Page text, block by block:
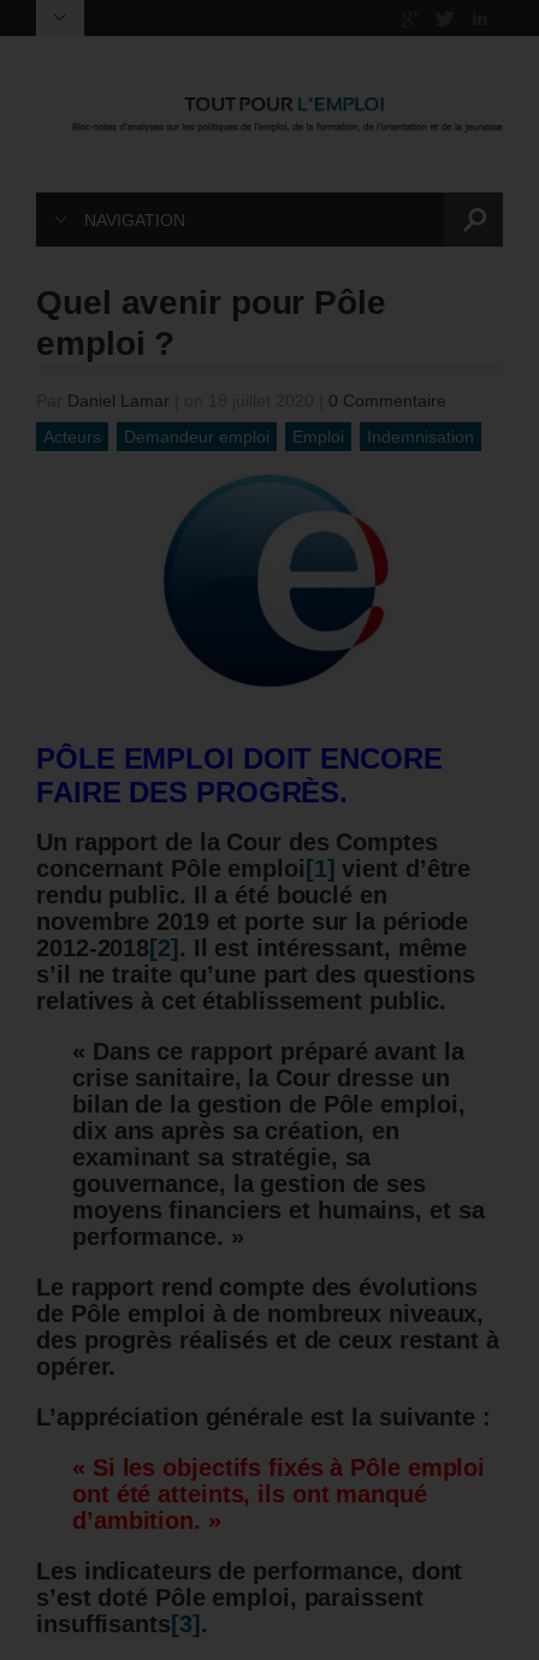
NAVIGATION
Quel avenir pour Pôle
emploi ?
Daniel Lamar
0 Commentaire
Acteurs
Demandeur emploi Emploi Indemnisation
PÔLE EMPLOI DOIT ENCORE
FAIRE DES PROGRÈS.
Un rapport de la Cour des Comptes
concernant Pôle emploi [1] vient d’être
rendu public. Il a été bouclé en
novembre 2019 et porte sur la période
2012-2018 [2] . Il est intéressant, même
s’il ne traite qu’une part des questions
relatives à cet établissement public.
« Dans ce rapport préparé avant la
crise sanitaire, la Cour dresse un
bilan de la gestion de Pôle emploi,
dix ans après sa création, en
examinant sa stratégie, sa
gouvernance, la gestion de ses
moyens financiers et humains, et sa
performance. »
Le rapport rend compte des évolutions
de Pôle emploi à de nombreux niveaux,
des progrès réalisés et de ceux restant à
opérer.
L’appréciation générale est la suivante :
« Si les objectifs fixés à Pôle emploi
ont été atteints, ils ont manqué
d’ambition. »
Les indicateurs de performance, dont
s’est doté Pôle emploi, paraissent
insuffisants [3] .